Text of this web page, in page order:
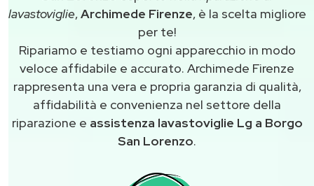
lavastoviglie,Archimede Firenze, è la scelta migliore
per te!
Ripariamo e testiamo ogni apparecchio in modo
veloce affidabile e accurato. Archimede Firenze
rappresenta una vera e propria garanzia di qualità,
affidabilità e convenienza nel settore della
riparazione e assistenza lavastoviglie Lg a Borgo
San Lorenzo.